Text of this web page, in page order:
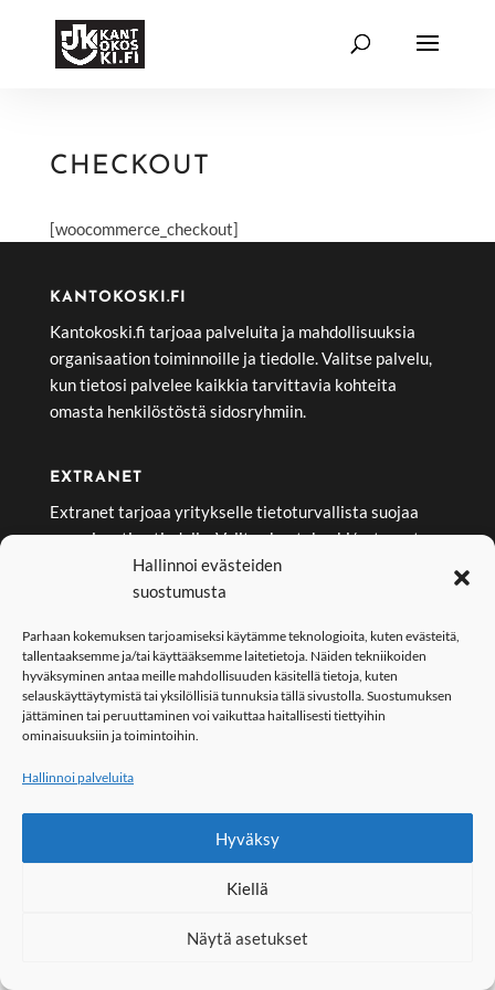
Hallinnoi evästeiden
suostumusta
Parhaan kokemuksen tarjoamiseksi käytämme teknologioita, kuten evästeitä,
tallentaaksemme ja/tai käyttääksemme laitetietoja. Näiden tekniikoiden
hyväksyminen antaa meille mahdollisuuden käsitellä tietoja, kuten
selauskäyttäytymistä tai yksilöllisiä tunnuksia tällä sivustolla. Suostumuksen
jättäminen tai peruuttaminen voi vaikuttaa haitallisesti tiettyihin
ominaisuuksiin ja toimintoihin.
Hallinnoi palveluita
Hyväksy
Kiellä
Näytä asetukset
CHECKOUT
[woocommerce_checkout]
KANTOKOSKI.FI
Kantokoski.fi tarjoaa palveluita ja mahdollisuuksia
organisaation toiminnoille ja tiedolle. Valitse palvelu,
kun tietosi palvelee kaikkia tarvittavia kohteita
omasta henkilöstöstä sidosryhmiin.
EXTRANET
Extranet tarjoaa yritykselle tietoturvallista suojaa
organisaation tiedolle. Valitse kantokoski/extranet,
kun haluat tiedon vain niille, joille se on tarkoitettu.
KOULUTUS
Kantokoski/koulutus tarjoaa koulutusta yrityksien ja
organisaatioiden tarpeiden mukaisesti. Koulutukset
ovat räätälöityjä aina tarpeet ja vaatimukset
huomioiden.